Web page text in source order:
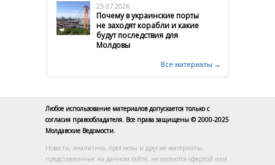
25.07.2026
Почему в украинские порты
не заходят корабли и какие
будут последствия для
Молдовы
Все материалы →
Любое использование материалов допускается только с
согласия правообладателя. Все права защищены © 2000-2025
Молдавские Ведомости.
Новости, аналитика, прогнозы и другие материалы,
представленные на данном сайте, не являются офертой или